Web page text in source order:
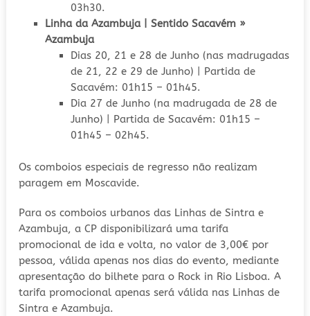
03h30.
Linha da Azambuja | Sentido Sacavém »
Azambuja
Dias 20, 21 e 28 de Junho (nas madrugadas
de 21, 22 e 29 de Junho) | Partida de
Sacavém: 01h15 – 01h45.
Dia 27 de Junho (na madrugada de 28 de
Junho) | Partida de Sacavém: 01h15 –
01h45 – 02h45.
Os comboios especiais de regresso não realizam
paragem em Moscavide.
Para os comboios urbanos das Linhas de Sintra e
Azambuja, a CP disponibilizará uma tarifa
promocional de ida e volta, no valor de 3,00€ por
pessoa, válida apenas nos dias do evento, mediante
apresentação do bilhete para o Rock in Rio Lisboa. A
tarifa promocional apenas será válida nas Linhas de
Sintra e Azambuja.